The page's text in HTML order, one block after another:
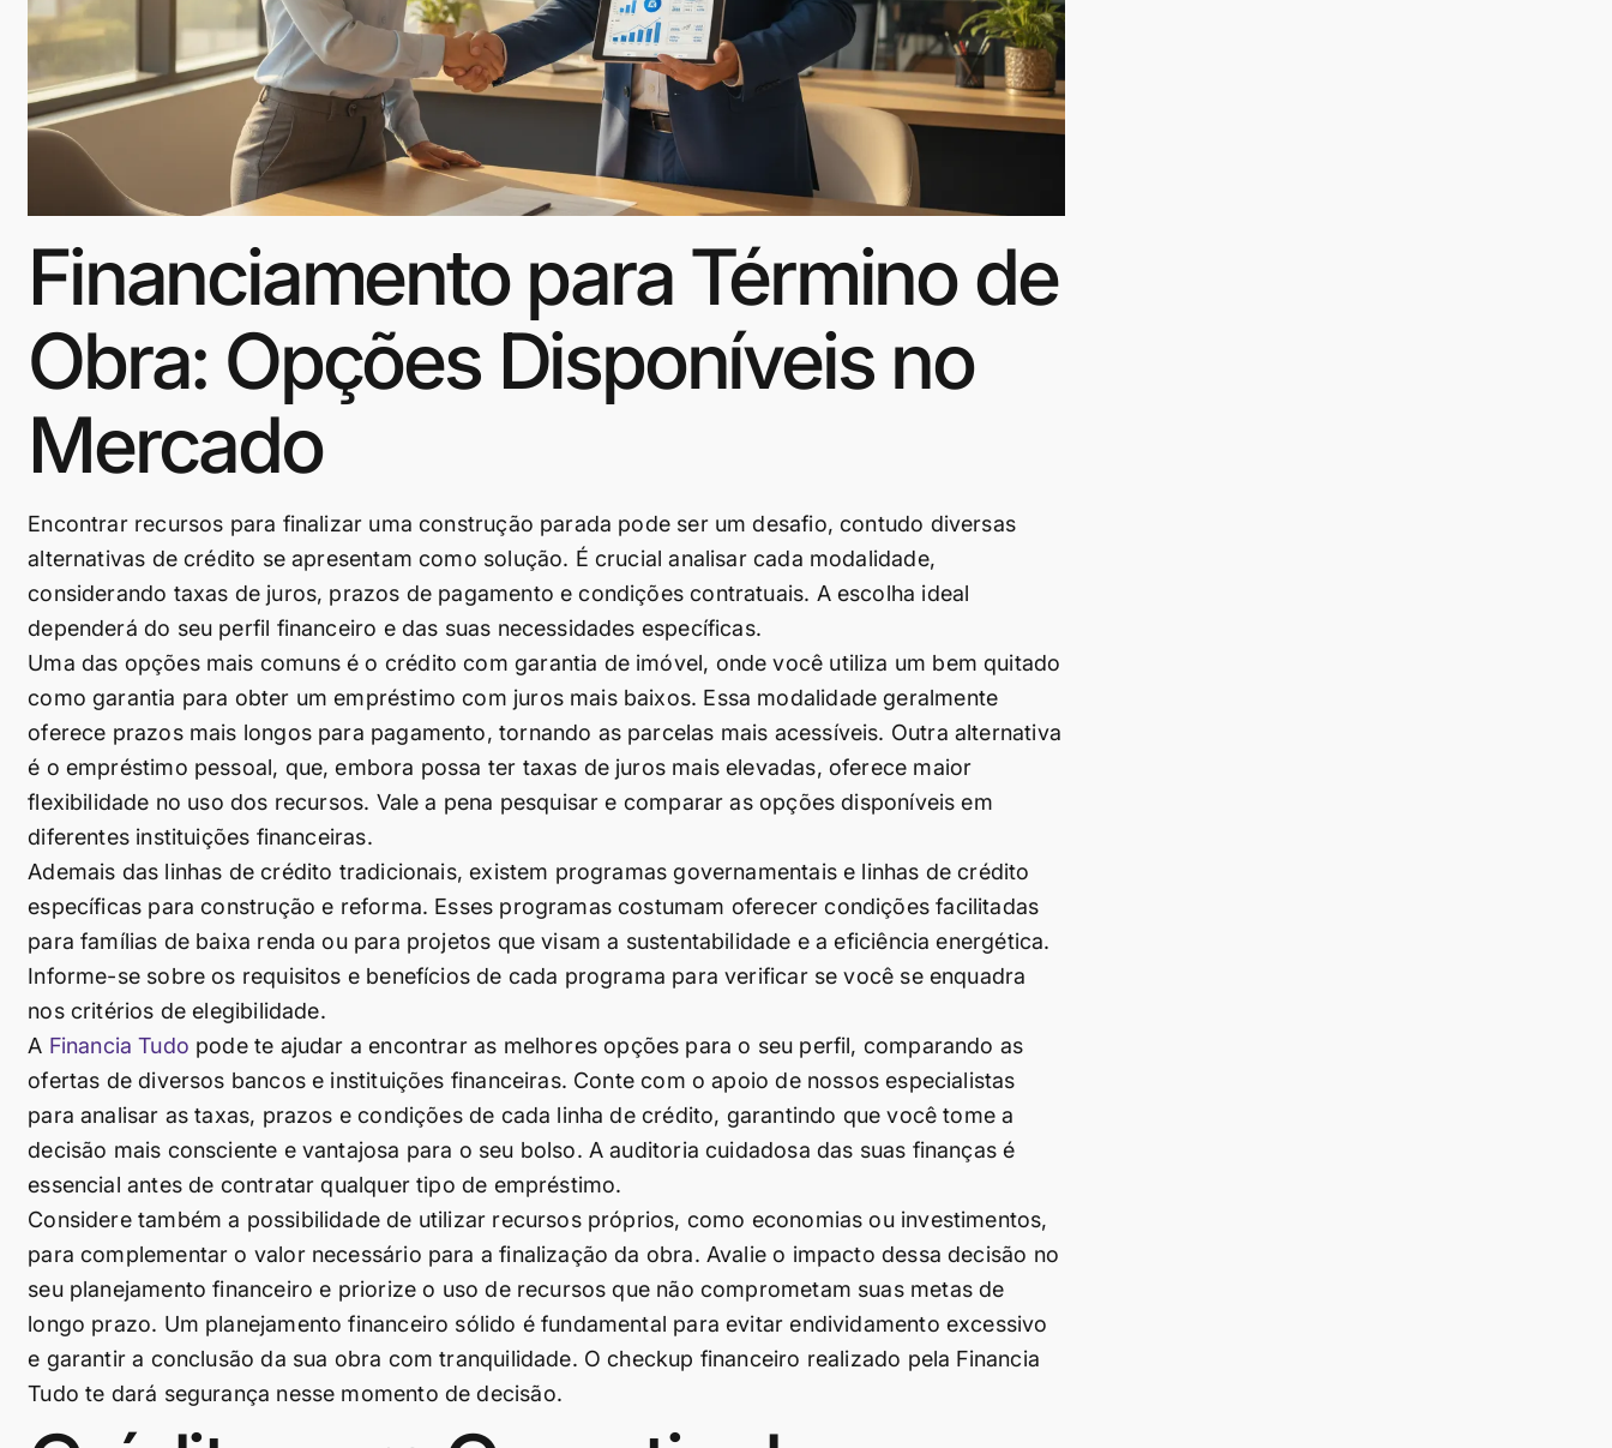
Financiamento para Término de
Obra: Opções Disponíveis no
Mercado
Encontrar recursos para finalizar uma construção parada pode ser um desafio, contudo diversas
alternativas de crédito se apresentam como solução. É crucial analisar cada modalidade,
considerando taxas de juros, prazos de pagamento e condições contratuais. A escolha ideal
dependerá do seu perfil financeiro e das suas necessidades específicas.
Uma das opções mais comuns é o crédito com garantia de imóvel, onde você utiliza um bem quitado
como garantia para obter um empréstimo com juros mais baixos. Essa modalidade geralmente
oferece prazos mais longos para pagamento, tornando as parcelas mais acessíveis. Outra alternativa
é o empréstimo pessoal, que, embora possa ter taxas de juros mais elevadas, oferece maior
flexibilidade no uso dos recursos. Vale a pena pesquisar e comparar as opções disponíveis em
diferentes instituições financeiras.
Ademais das linhas de crédito tradicionais, existem programas governamentais e linhas de crédito
específicas para construção e reforma. Esses programas costumam oferecer condições facilitadas
para famílias de baixa renda ou para projetos que visam a sustentabilidade e a eficiência energética.
Informe-se sobre os requisitos e benefícios de cada programa para verificar se você se enquadra
nos critérios de elegibilidade.
A Financia Tudo pode te ajudar a encontrar as melhores opções para o seu perfil, comparando as
ofertas de diversos bancos e instituições financeiras. Conte com o apoio de nossos especialistas
para analisar as taxas, prazos e condições de cada linha de crédito, garantindo que você tome a
decisão mais consciente e vantajosa para o seu bolso. A auditoria cuidadosa das suas finanças é
essencial antes de contratar qualquer tipo de empréstimo.
Considere também a possibilidade de utilizar recursos próprios, como economias ou investimentos,
para complementar o valor necessário para a finalização da obra. Avalie o impacto dessa decisão no
seu planejamento financeiro e priorize o uso de recursos que não comprometam suas metas de
longo prazo. Um planejamento financeiro sólido é fundamental para evitar endividamento excessivo
e garantir a conclusão da sua obra com tranquilidade. O checkup financeiro realizado pela Financia
Tudo te dará segurança nesse momento de decisão.